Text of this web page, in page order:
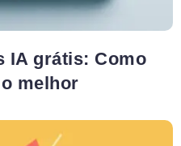
IA grátis: Como
melhor